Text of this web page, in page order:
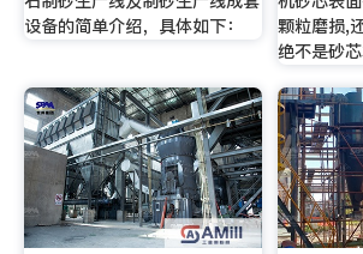
设备的简单介绍，具体如下：
颗粒磨损,
绝不是砂芯